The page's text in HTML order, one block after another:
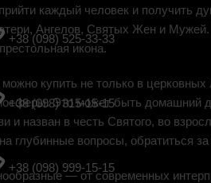
+38 (098) 525-33-33
+38 (098) 315-15-15
+38 (098) 999-15-15
каждый человек и получить
Ангелов, Святых Жен и
икона.
купить не только в
Это может быть домашний
и назван в честь Святого, во
глубинные вопросы, обратиться
— от современных